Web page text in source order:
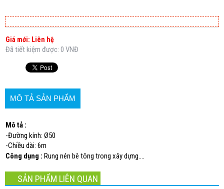
Giá mới: Liên hệ
Đã tiết kiệm được: 0 VNĐ
MÔ TẢ SẢN PHẨM
Mô tả :
-Đường kính: Ø50
-Chiều dài: 6m
Công dụng : Rung nén bê tông trong xây dựng....
SẢN PHẨM LIÊN QUAN